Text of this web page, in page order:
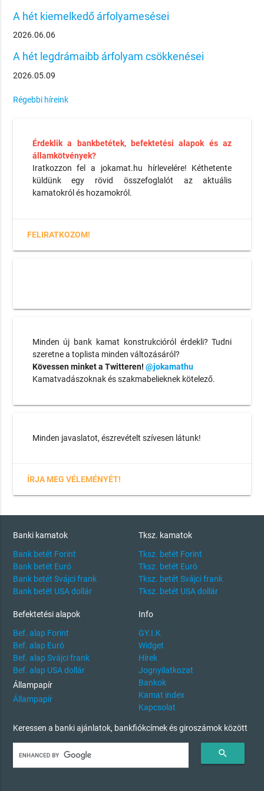
A hét kiemelkedő árfolyamesései
2026.06.06
A hét legdrámaibb árfolyam csökkenései
2026.05.09
Régebbi híreink
Érdeklik a bankbetétek, befektetési alapok és az
államkötvények?
Iratkozzon fel a jokamat.hu hírlevelére! Kéthetente
küldünk egy rövid összefoglalót az aktuális
kamatokról és hozamokról.
FELIRATKOZOM!
Minden új bank kamat konstrukcióról érdekli? Tudni
szeretne a toplista minden változásáról?
Kövessen minket a Twitteren! @jokamathu
Kamatvadászoknak és szakmabelieknek kötelező.
Minden javaslatot, észrevételt szívesen látunk!
ÍRJA MEG VÉLEMÉNYÉT!
Banki kamatok
Bank betét Forint
Bank betét Euró
Bank betét Svájci frank
Bank betét USA dollár
Tksz. kamatok
Tksz. betét Forint
Tksz. betét Euró
Tksz. betét Svájci frank
Tksz. betét USA dollár
Befektetési alapok
Bef. alap Forint
Bef. alap Euró
Bef. alap Svájci frank
Bef. alap USA dollár
Állampapír
Állampapír
Info
GY.I.K
Widget
Hírek
Jognyilatkozat
Bankok
Kamat index
Kapcsolat
Keressen a banki ajánlatok, bankfiókcímek és giroszámok között
search